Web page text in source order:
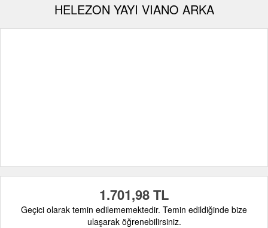
HELEZON YAYI VIANO ARKA
1.701,98 TL
Geçici olarak temin edilememektedir. Temin edildiğinde bize
ulaşarak öğrenebilirsiniz.